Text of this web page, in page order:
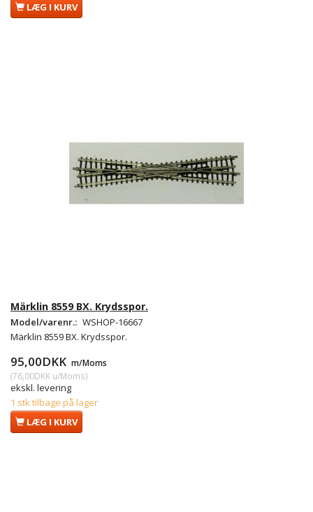
LÆG I KURV
Märklin 8559 BX. Krydsspor.
Model/varenr.: WSHOP-16667
Märklin 8559 BX. Krydsspor.
95,00DKK m/Moms
(76,00DKK u/Moms)
ekskl. levering
1 stk tilbage på lager
LÆG I KURV